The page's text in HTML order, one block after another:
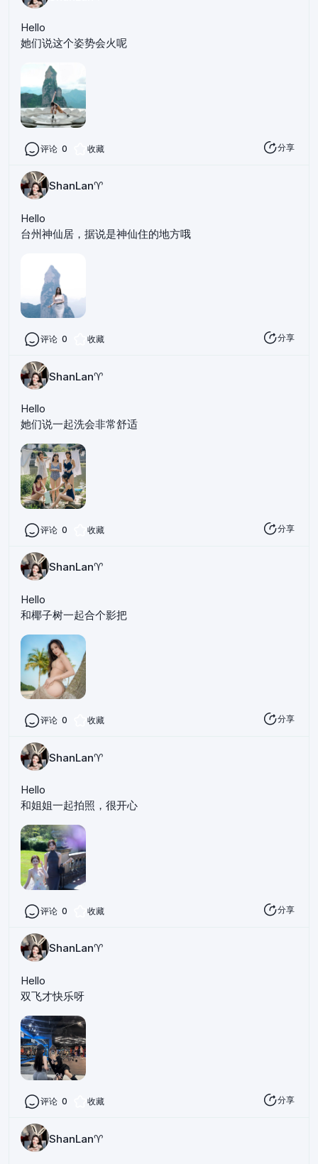
Hello
她们说这个姿势会火呢
评论 0 收藏 分享
ShanLan♈️
Hello
台州神仙居，据说是神仙住的地方哦
评论 0 收藏 分享
ShanLan♈️
Hello
她们说一起洗会非常舒适
评论 0 收藏 分享
ShanLan♈️
Hello
和椰子树一起合个影把
评论 0 收藏 分享
ShanLan♈️
Hello
和姐姐一起拍照，很开心
评论 0 收藏 分享
ShanLan♈️
Hello
双飞才快乐呀
评论 0 收藏 分享
ShanLan♈️